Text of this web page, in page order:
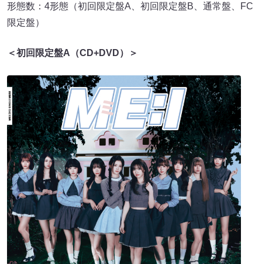
形態数：4形態（初回限定盤A、初回限定盤B、通常盤、FC
限定盤）
＜初回限定盤A（CD+DVD）＞